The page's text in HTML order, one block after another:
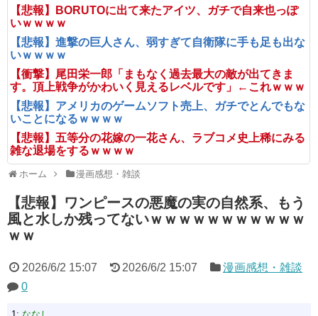
【悲報】BORUTOに出て来たアイツ、ガチで自来也っぽ
いｗｗｗｗ
【悲報】進撃の巨人さん、弱すぎて自衛隊に手も足も出な
いｗｗｗｗ
【衝撃】尾田栄一郎「まもなく過去最大の敵が出てきま
す。頂上戦争がかわいく見えるレベルです」←これｗｗｗ
【悲報】アメリカのゲームソフト売上、ガチでとんでもな
いことになるｗｗｗｗ
【悲報】五等分の花嫁の一花さん、ラブコメ史上稀にみる
雑な退場をするｗｗｗｗ
ホーム 漫画感想・雑談
【悲報】ワンピースの悪魔の実の自然系、もう
風と水しか残ってないｗｗｗｗｗｗｗｗｗｗｗ
ｗｗ
2026/6/2 15:07 2026/6/2 15:07
漫画感想・雑談
0